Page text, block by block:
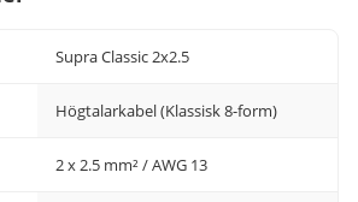
Supra Classic 2x2.5
Högtalarkabel (Klassisk 8-form)
2 x 2.5 mm² / AWG 13